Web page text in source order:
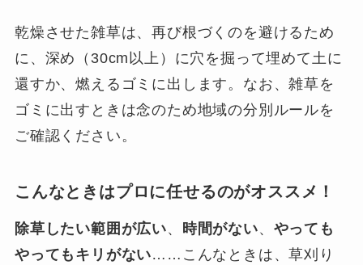
乾燥させた雑草は、再び根づくのを避けるため
に、深め（30cm以上）に穴を掘って埋めて土に
還すか、燃えるゴミに出します。なお、雑草を
ゴミに出すときは念のため地域の分別ルールを
ご確認ください。
こんなときはプロに任せるのがオススメ！
除草したい範囲が広い、 時間がない、 やっても
やってもキリがない……こんなときは、草刈り